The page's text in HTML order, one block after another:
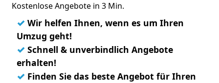
Kostenlose Angebote in 3 Min.
✓ Wir helfen Ihnen, wenn es um Ihren
Umzug geht!
✓ Schnell & unverbindlich Angebote
erhalten!
✓ Finden Sie das beste Angebot für Ihren